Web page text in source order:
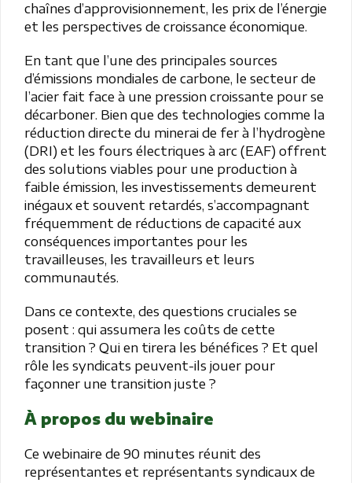
chaînes d’approvisionnement, les prix de l’énergie
et les perspectives de croissance économique.
En tant que l’une des principales sources
d’émissions mondiales de carbone, le secteur de
l’acier fait face à une pression croissante pour se
décarboner. Bien que des technologies comme la
réduction directe du minerai de fer à l’hydrogène
(DRI) et les fours électriques à arc (EAF) offrent
des solutions viables pour une production à
faible émission, les investissements demeurent
inégaux et souvent retardés, s’accompagnant
fréquemment de réductions de capacité aux
conséquences importantes pour les
travailleuses, les travailleurs et leurs
communautés.
Dans ce contexte, des questions cruciales se
posent : qui assumera les coûts de cette
transition ? Qui en tirera les bénéfices ? Et quel
rôle les syndicats peuvent-ils jouer pour
façonner une transition juste ?
À propos du webinaire
Ce webinaire de 90 minutes réunit des
représentantes et représentants syndicaux de